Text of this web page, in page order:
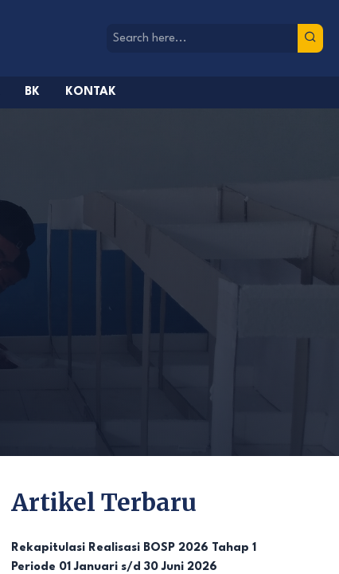
BK KONTAK
Artikel Terbaru
Rekapitulasi Realisasi BOSP 2026 Tahap 1
Periode 01 Januari s/d 30 Juni 2026